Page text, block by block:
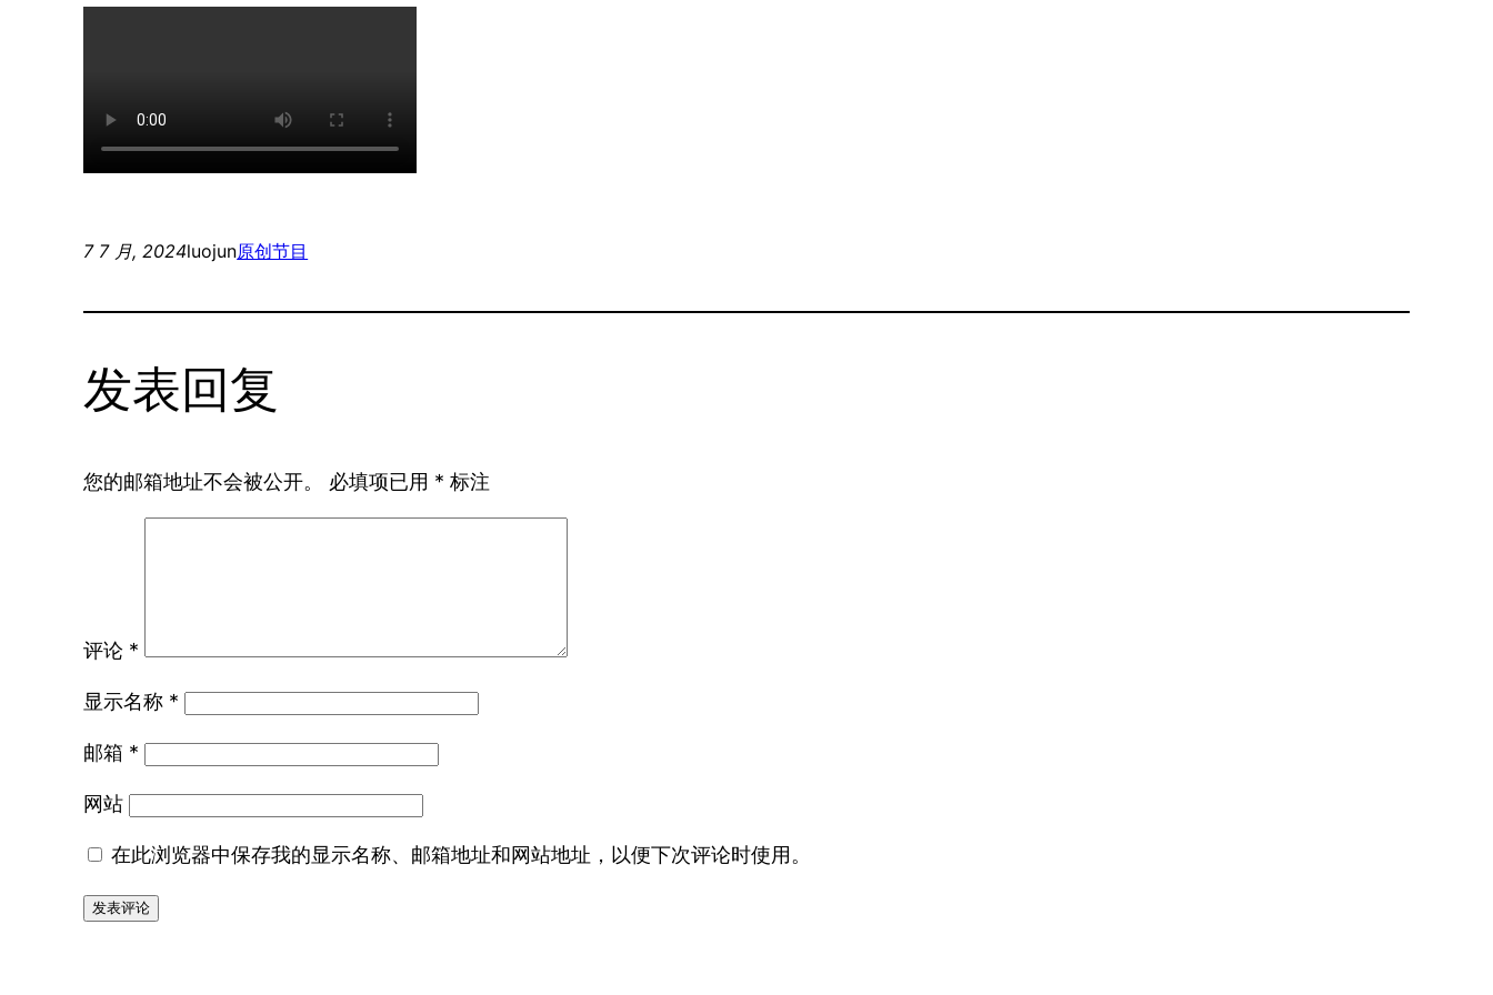
7 7 月, 2024luojun原创节目
发表回复
您的邮箱地址不会被公开。 必填项已用 * 标注
评论 *
显示名称 *
邮箱 *
网站
在此浏览器中保存我的显示名称、邮箱地址和网站地址，以便下次评论时使用。